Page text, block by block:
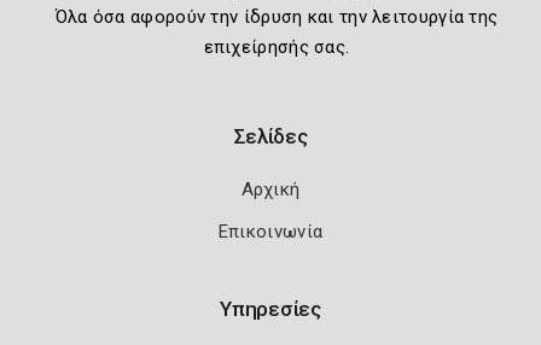
Όλα όσα αφορούν την ίδρυση και την λειτουργία της
επιχείρησής σας.
Σελίδες
Αρχική
Επικοινωνία
Υπηρεσίες